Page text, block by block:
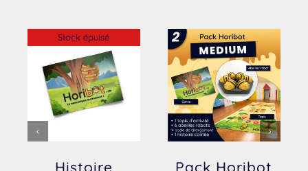
Stock épuisé
Histoire
Pack Horibot